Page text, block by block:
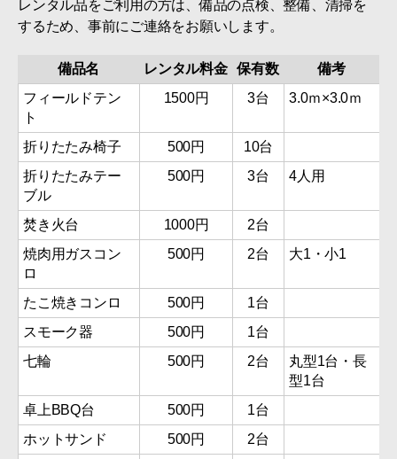
レンタル品をご利用の方は、備品の点検、整備、清掃を
するため、事前にご連絡をお願いします。
備品名 レンタル料金 保有数
備考
フィールドテン
ト
1500円 3台 3.0ｍ×3.0ｍ
折りたたみ椅子 500円
10台
折りたたみテー
ブル
500円 3台 4人用
焚き火台 1000円
2台
焼肉用ガスコン
ロ
500円 2台 大1・小1
たこ焼きコンロ 500円
1台
スモーク器
500円
1台
七輪
500円 2台
丸型1台・長
型1台
卓上BBQ台
500円
1台
ホットサンド
500円
2台